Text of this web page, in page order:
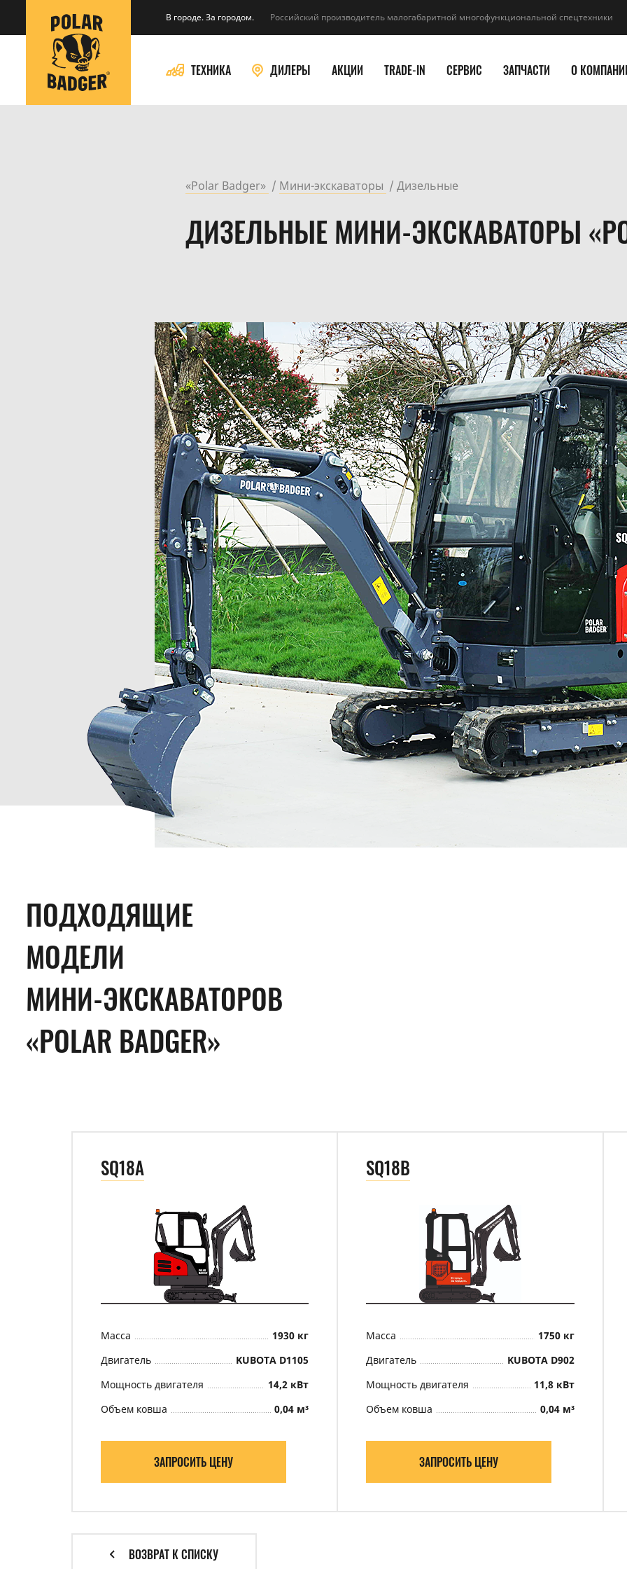
В городе. За городом. Российский производитель малогабаритной многофункциональной спецтехники
ТЕХНИКА ДИЛЕРЫ АКЦИИ TRADE-IN СЕРВИС ЗАПЧАСТИ О
«Polar Badger» Мини-экскаваторы Дизельные
ДИЗЕЛЬНЫЕ МИНИ-ЭКСКАВАТОРЫ
ПОДХОДЯЩИЕ
МОДЕЛИ
МИНИ-ЭКСКАВАТОРОВ
«POLAR BADGER»
SQ18A
Масса
1930 кг
Двигатель
KUBOTA D1105
Мощность двигателя
14,2 кВт
Объем ковша
0,04 м³
ЗАПРОСИТЬ ЦЕНУ
SQ18B
Масса
1750 кг
Двигатель
KUBOTA D902
Мощность двигателя
11,8 кВт
Объем ковша
0,04 м³
ЗАПРОСИТЬ ЦЕНУ
ВОЗВРАТ К СПИСКУ